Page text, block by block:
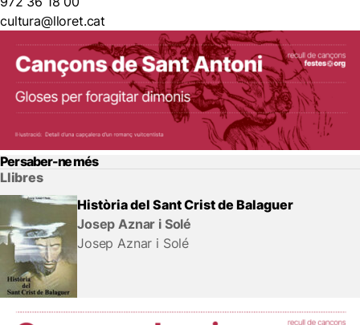
cultura@lloret.cat
Per saber-ne més
Llibres
Història del Sant Crist de Balaguer
Josep Aznar i Solé
Josep Aznar i Solé